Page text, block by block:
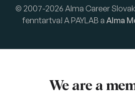
© 2007-2026 Alma Career
fenntartva! A PAYLAB a Alma
We are a